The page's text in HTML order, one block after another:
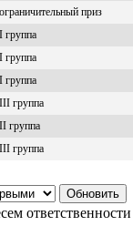
ограничительный приз
I группа
I группа
I группа
III группа
II группа
III группа
ответственности